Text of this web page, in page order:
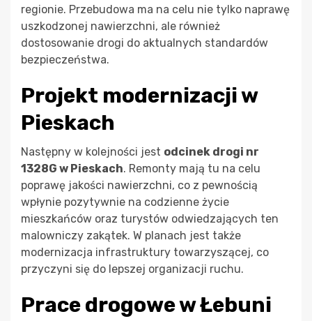
regionie. Przebudowa ma na celu nie tylko naprawę
uszkodzonej nawierzchni, ale również
dostosowanie drogi do aktualnych standardów
bezpieczeństwa.
Projekt modernizacji w
Pieskach
Następny w kolejności jest odcinek drogi nr
1328G w Pieskach. Remonty mają tu na celu
poprawę jakości nawierzchni, co z pewnością
wpłynie pozytywnie na codzienne życie
mieszkańców oraz turystów odwiedzających ten
malowniczy zakątek. W planach jest także
modernizacja infrastruktury towarzyszącej, co
przyczyni się do lepszej organizacji ruchu.
Prace drogowe w Łebuni